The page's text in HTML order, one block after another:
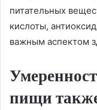
питательных
кислоты,
важным аспектом
пищи